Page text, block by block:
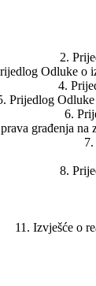
2.
Odluke o
4.
Prijedlog
6.
prava građenja na
8.
11. Izvješće o